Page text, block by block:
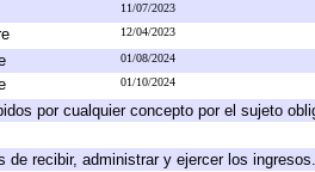
11/07/2023
12/04/2023
01/08/2024
01/10/2024
por cualquier concepto por el sujeto
de recibir, administrar y ejercer los ingresos.